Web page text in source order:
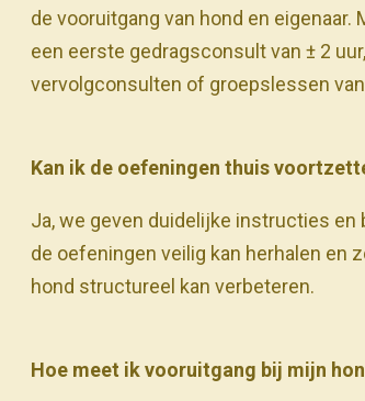
de vooruitgang van hond en
een eerste gedragsconsult van ± 2
vervolgconsulten of groepslessen van
Kan ik de oefeningen thuis
Ja, we geven duidelijke instructies en
de oefeningen veilig kan herhalen en
hond structureel kan verbeteren.
Hoe meet ik vooruitgang bij mijn